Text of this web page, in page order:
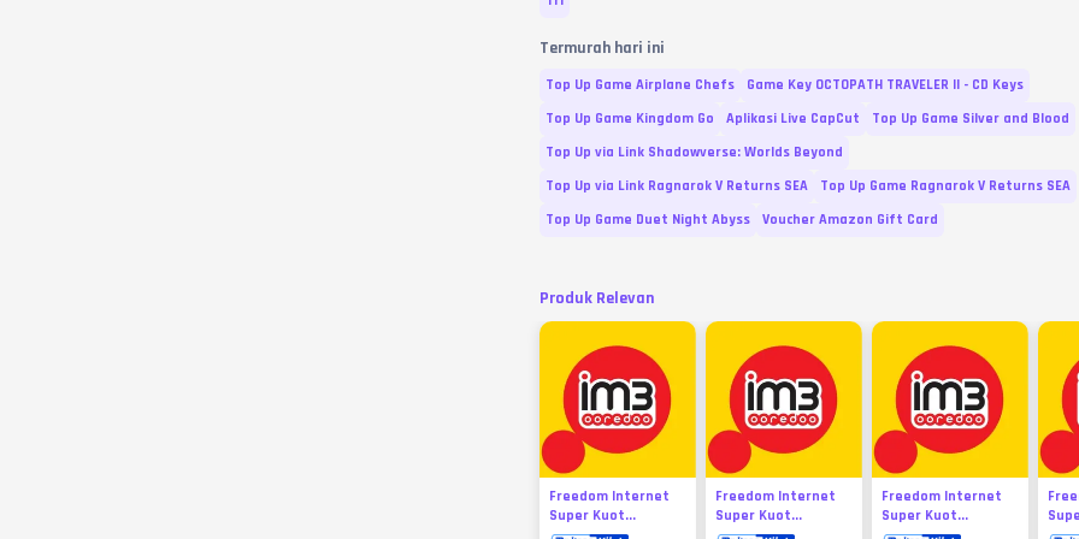
Termurah hari ini
Top Up Game Airplane Chefs
Game Key OCTOPATH TRAVELER II - CD Keys
Top Up Game Kingdom Go
Aplikasi Live CapCut
Top Up Game Silver and Blood
Top Up via Link Shadowverse: Worlds Beyond
Top Up via Link Ragnarok V Returns SEA
Top Up Game Ragnarok V Returns SEA
Top Up Game Duet Night Abyss
Voucher Amazon Gift Card
Produk Relevan
Freedom Internet
Super Kuot...
Freedom Internet
Super Kuot...
Freedom Internet
Super Kuot...